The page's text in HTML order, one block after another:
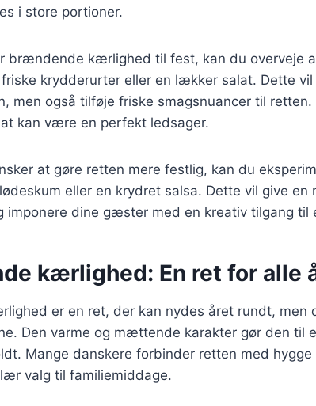
i store portioner.
brændende kærlighed til fest, kan du overveje
krydderurter eller en lækker salat. Dette
men også tilføje friske smagsnuancer til retten.
kan være en perfekt ledsager.
at gøre retten mere festlig, kan du
eller en krydret salsa. Dette vil give en
imponere dine gæster med en kreativ tilgang til
kærlighed: En ret for alle
er en ret, der kan nydes året rundt, men
Den varme og mættende karakter gør den til
Mange danskere forbinder retten med
valg til familiemiddage.